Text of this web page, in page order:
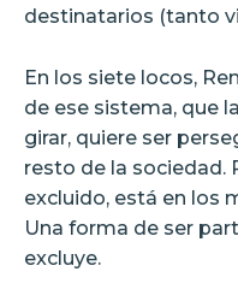
destinatarios (tanto
En los siete locos,
de ese sistema, que
girar, quiere ser
resto de la sociedad.
excluido, está en los
Una forma de ser
excluye.